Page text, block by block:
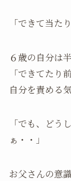
「できて当た
６歳の自分は
「できてたり
自分を責める
「でも、どう
ぁ・・」
お父さんの意